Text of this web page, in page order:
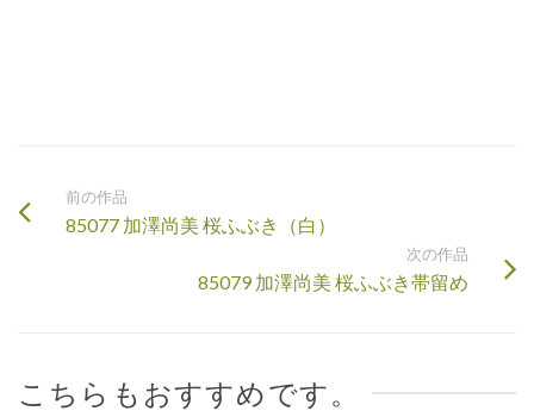
前の作品
85077 加澤尚美 桜ふぶき（白）
次の作品
85079 加澤尚美 桜ふぶき帯留め
こちらもおすすめです。